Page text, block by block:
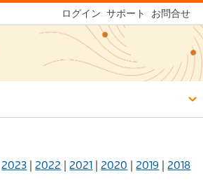
ログイン サポート お問合せ
|2023 |2022 |2021 |2020 |2019 |2018